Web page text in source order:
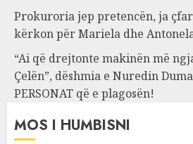
Prokuroria jep pretencën, ja
kërkon për Mariela dhe
“Ai që drejtonte makinën më
Çelën”, dëshmia e Nuredin
PERSONAT që e plagosën!
MOS I HUMBISNI